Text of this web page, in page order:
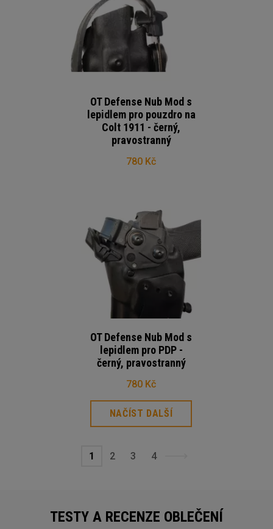
OT Defense Nub Mod s
lepidlem pro pouzdro na
Colt 1911 - černý,
pravostranný
780 Kč
OT Defense Nub Mod s
lepidlem pro PDP -
černý, pravostranný
780 Kč
NAČÍST DALŠÍ
1 2 3 4
TESTY A RECENZE OBLEČENÍ